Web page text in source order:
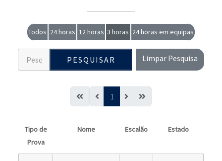
Todos 24 horas 12 horas 3 horas 24 horas em equipas
PESQUISAR Limpar Pesquisa
1
Tipo de
Prova
Nome Escalão Estado